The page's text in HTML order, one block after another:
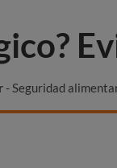
- Seguridad